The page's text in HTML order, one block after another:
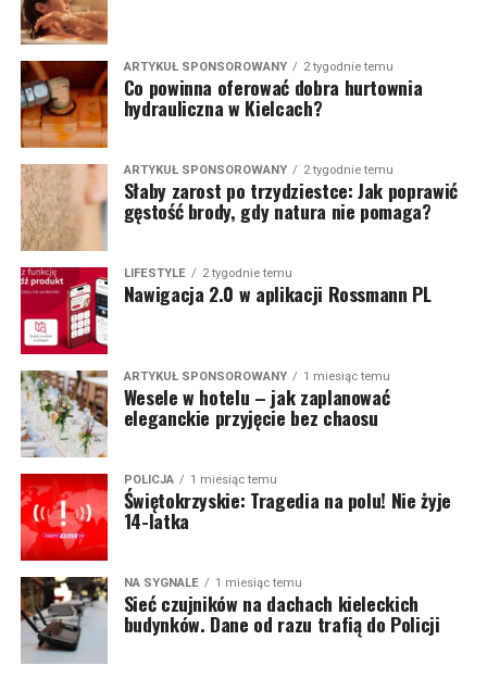
ARTYKUŁ SPONSOROWANY 2 tygodnie temu
Co powinna oferować dobra hurtownia
hydrauliczna w Kielcach?
ARTYKUŁ SPONSOROWANY 2 tygodnie temu
Słaby zarost po trzydziestce: Jak poprawić
gęstość brody, gdy natura nie pomaga?
LIFESTYLE 2 tygodnie temu
Nawigacja 2.0 w aplikacji Rossmann PL
ARTYKUŁ SPONSOROWANY 1 miesiąc temu
Wesele w hotelu – jak zaplanować
eleganckie przyjęcie bez chaosu
POLICJA 1 miesiąc temu
Świętokrzyskie: Tragedia na polu! Nie żyje
14-latka
NA SYGNALE 1 miesiąc temu
Sieć czujników na dachach kieleckich
budynków. Dane od razu trafią do Policji